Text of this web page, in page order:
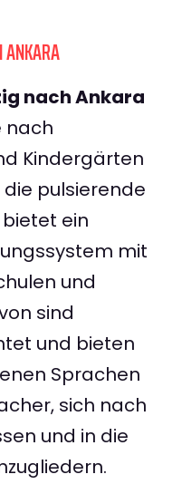
ANKARA
nach Ankara
nach
Kindergärten
die pulsierende
ein
mit
und
sind
und bieten
Sprachen
sich nach
und in die